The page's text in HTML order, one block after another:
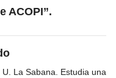
ACOPI”.
La Sabana. Estudia una